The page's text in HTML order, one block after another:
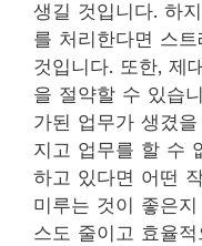
생길 것입니다. 하
를 처리한다면 스
것입니다. 또한, 제
을 절약할 수 있습
가된 업무가 생겼
지고 업무를 할 수
하고 있다면 어떤
미루는 것이 좋은
스도 줄이고 효율